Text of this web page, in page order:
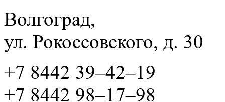
Волгоград,
ул. Рокосcовского, д. 30
+7 8442 39–42–19
+7 8442 98–17–98